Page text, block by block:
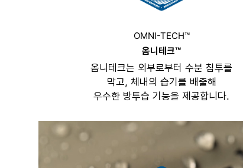
OMNI-TECH™
옴니테크™
옴니테크는 외부로부터 수분 침투를
막고, 체내의 습기를 배출해
우수한 방투습 기능을 제공합니다.